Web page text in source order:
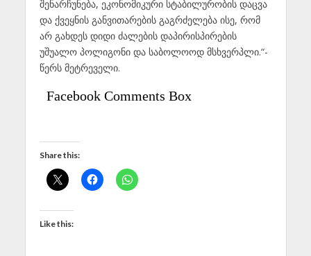
შენარჩუნება, ეკონომიკური სტაბილურობის დაცვა
და ქვეყნის განვითარების გაგრძელება ისე, რომ
არ გახდეს დიდი ძალების დაპირისპირების
უშუალო პოლიგონი და საბოლოოდ მსხვერპლი.“-
წერს მეტრეველი.
Facebook Comments Box
Share this:
Like this: